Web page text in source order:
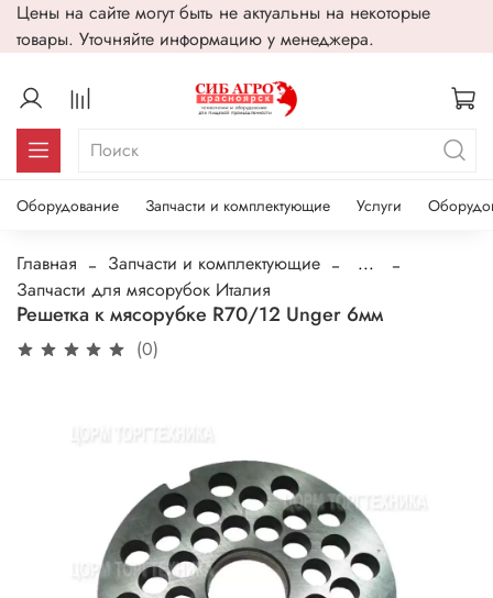
Цены на сайте могут быть не актуальны на некоторые
товары. Уточняйте информацию у менеджера.
Оборудование Запчасти и комплектующие Услуги
Главная Запчасти и комплектующие
...
Запчасти для мясорубок Италия
Решетка к мясорубке R70/12 Unger 6мм
(0)